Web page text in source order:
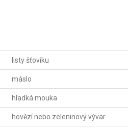
listy šťovíku
máslo
hladká mouka
hovězí nebo zeleninový vývar